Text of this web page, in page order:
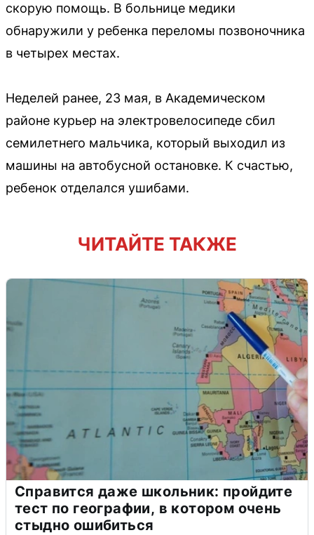
скорую помощь. В больнице медики
обнаружили у ребенка переломы позвоночника
в четырех местах.
Неделей ранее, 23 мая, в Академическом
районе курьер на электровелосипеде сбил
семилетнего мальчика, который выходил из
машины на автобусной остановке. К счастью,
ребенок отделался ушибами.
ЧИТАЙТЕ ТАКЖЕ
Справится даже школьник: пройдите
тест по географии, в котором очень
стыдно ошибиться